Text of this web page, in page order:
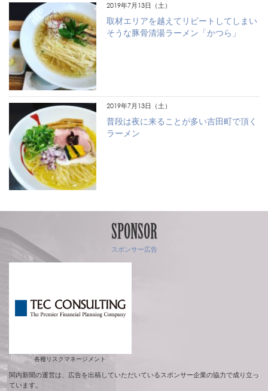
2019年7月13日（土）
取材エリアを越えてリピートしてしまい
そうな豚骨清湯ラーメン「かつら」
2019年7月13日（土）
普段は夜に来ることが多い吉田町で頂く
ラーメン
SPONSOR
スポンサー広告
各種リスクマネージメント
関内新聞の運営は、広告を出稿していただいているスポンサー企業の協力で成り立っ
ています。